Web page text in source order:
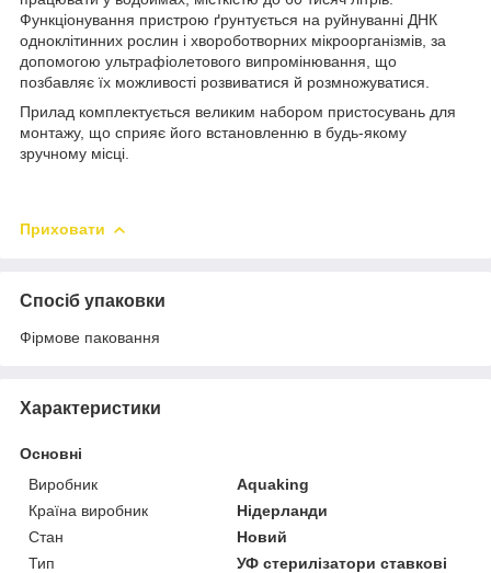
Функціонування пристрою ґрунтується на руйнуванні ДНК
одноклітинних рослин і хвороботворних мікроорганізмів, за
допомогою ультрафіолетового випромінювання, що
позбавляє їх можливості розвиватися й розмножуватися.
Прилад комплектується великим набором пристосувань для
монтажу, що сприяє його встановленню в будь-якому
зручному місці.
Приховати
Спосіб упаковки
Фірмове паковання
Характеристики
Основні
Виробник
Aquaking
Країна виробник
Нідерланди
Стан
Новий
Тип
УФ стерилізатори ставкові